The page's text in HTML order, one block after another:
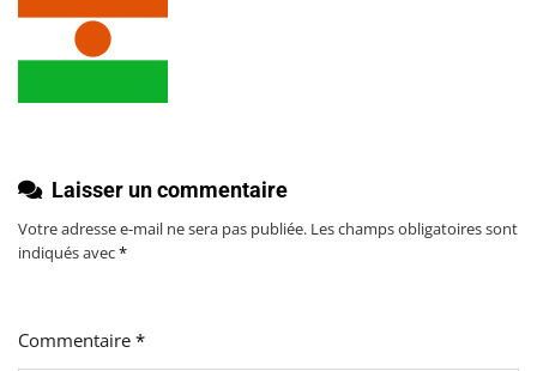
Laisser un commentaire
Votre adresse e-mail ne sera pas publiée. Les champs obligatoires sont
indiqués avec*
Commentaire *